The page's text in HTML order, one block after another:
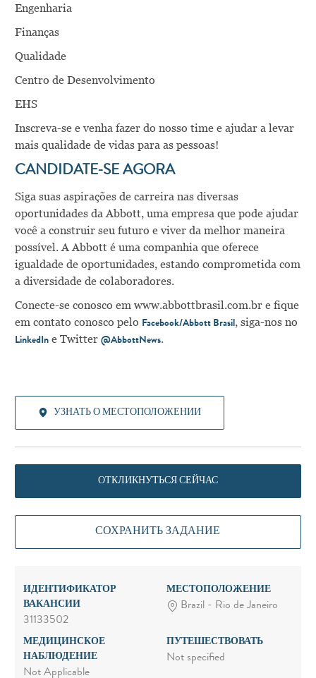
Engenharia
Finanças
Qualidade
Centro de Desenvolvimento
EHS
Inscreva-se e venha fazer do nosso time e ajudar a levar
mais qualidade de vidas para as pessoas!
CANDIDATE-SE AGORA
Siga suas aspirações de carreira nas diversas
oportunidades da Abbott, uma empresa que pode ajudar
você a construir seu futuro e viver da melhor maneira
possível. A Abbott é uma companhia que oferece
igualdade de oportunidades, estando comprometida com
a diversidade de colaboradores.
Conecte-se conosco em www.abbottbrasil.com.bre fique
em contato conosco pelo Facebook/Abbott Brasil , siga-nos no
LinkedIne Twitter @AbbottNews.
УЗНАТЬ О МЕСТОПОЛОЖЕНИИ
ОТКЛИКНУТЬСЯ СЕЙЧАС
СОХРАНИТЬ ЗАДАНИЕ
ИДЕНТИФИКАТОР
ВАКАНСИИ
31133502
МЕСТОПОЛОЖЕНИЕ
Brazil - Rio de Janeiro
МЕДИЦИНСКОЕ
НАБЛЮДЕНИЕ
Not Applicable
ПУТЕШЕСТВОВАТЬ
Not specified